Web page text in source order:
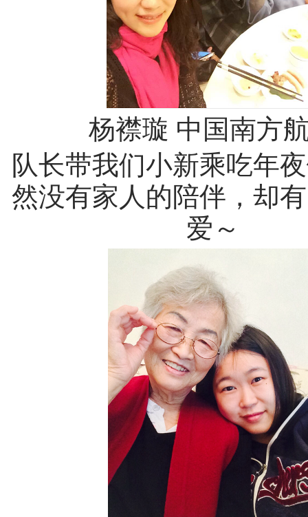
杨襟璇 中国南方
队长带我们小新乘吃年
然没有家人的陪伴，却
爱～